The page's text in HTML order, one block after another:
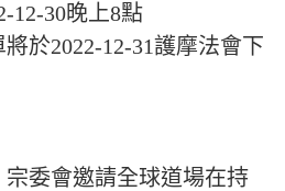
12-30晚上8點
於2022-12-31護摩法會下
委會邀請全球道場在持